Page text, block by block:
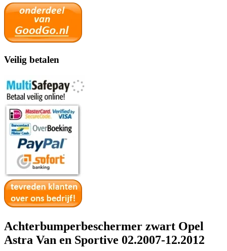
Veilig betalen
Achterbumperbeschermer zwart Opel
Astra Van en Sportive 02.2007-12.2012